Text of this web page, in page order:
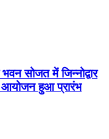
सोजत में जिन्नोद्वार
आयोजन हुआ प्रारंभ